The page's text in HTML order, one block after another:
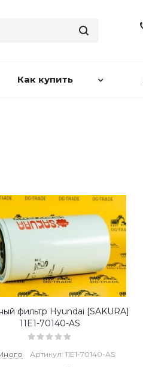
Как купить
фильтр Hyundai [SAKURA]
11E1-70140-AS
Артикул: 11E1-70140-AS